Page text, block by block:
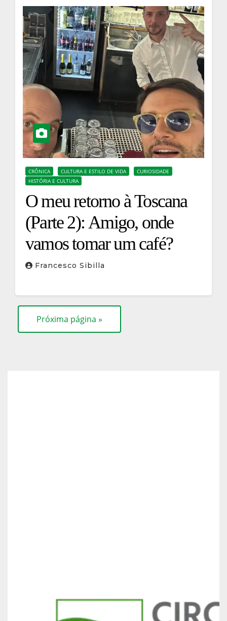
CRÔNICA CULTURA E ESTILO DE VIDA
CURIOSIDADE
HISTÓRIA E CULTURA
O meu retorno à Toscana
(Parte 2): Amigo, onde
vamos tomar um café?
Francesco Sibilla
Próxima página »